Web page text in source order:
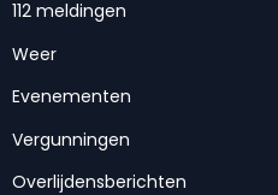
112 meldingen
Weer
Evenementen
Vergunningen
Overlijdensberichten